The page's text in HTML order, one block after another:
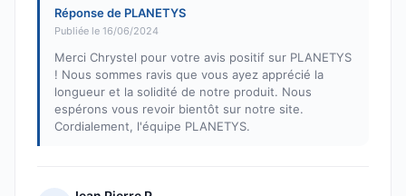
Réponse de PLANETYS
Publiée le 16/06/2024
Merci Chrystel pour votre avis positif sur PLANETYS
! Nous sommes ravis que vous ayez apprécié la
longueur et la solidité de notre produit. Nous
espérons vous revoir bientôt sur notre site.
Cordialement, l'équipe PLANETYS.